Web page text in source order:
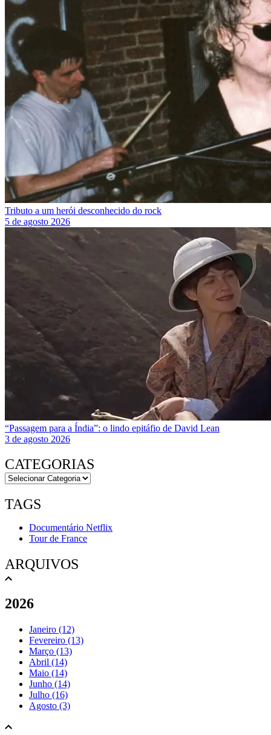
Tributo a um herói desconhecido do rock
5 de agosto 2026
“Passagem para a Índia”: o lindo epitáfio de David Lean
3 de agosto 2026
CATEGORIAS
TAGS
Documentário Netflix
Tour de France
ARQUIVOS
2026
Janeiro (12)
Fevereiro (13)
Março (13)
Abril (14)
Maio (14)
Junho (14)
Julho (16)
Agosto (3)